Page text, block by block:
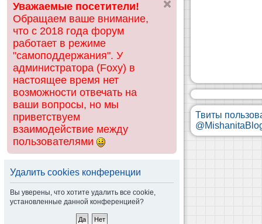
ск
Уважаемые посетители!
Обращаем ваше внимание,
что с 2018 года форум
работает в режиме
"самоподдержания". У
администратора (Foxy) в
настоящее время нет
возможности отвечать на
ваши вопросы, но мы
приветствуем
взаимодействие между
пользователями
Удалить cookies конференции
Вы уверены, что хотите удалить все cookie,
установленные данной конференцией?
Твиты